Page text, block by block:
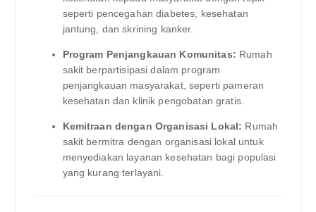
seperti pencegahan diabetes, kesehatan
jantung, dan skrining kanker.
Program Penjangkauan Komunitas: Rumah
sakit berpartisipasi dalam program
penjangkauan masyarakat, seperti pameran
kesehatan dan klinik pengobatan gratis.
Kemitraan dengan Organisasi Lokal: Rumah
sakit bermitra dengan organisasi lokal untuk
menyediakan layanan kesehatan bagi populasi
yang kurang terlayani.